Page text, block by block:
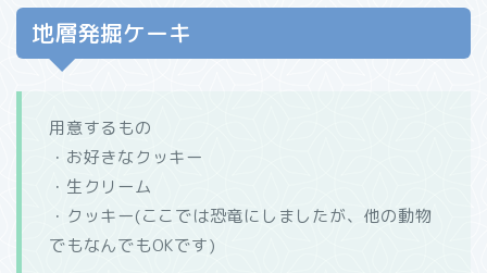
地層発掘ケーキ
用意するもの
・お好きなクッキー
・生クリーム
・クッキー(ここでは恐竜にしましたが、他の動物
でもなんでもOKです)